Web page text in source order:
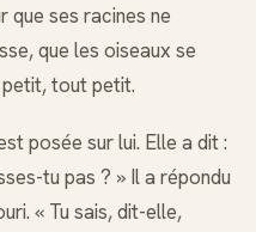
que ses racines ne
que les oiseaux se
tout petit.
posée sur lui. Elle a dit :
tu pas ? » Il a répondu
« Tu sais, dit-elle,